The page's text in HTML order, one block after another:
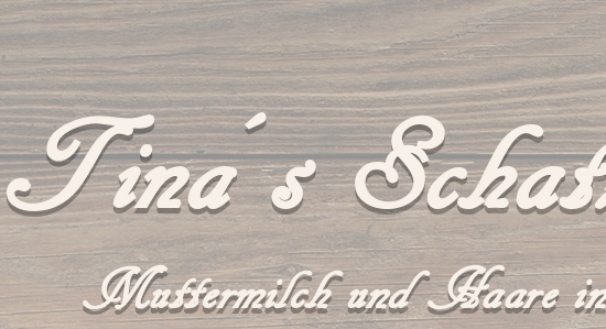
Tina´s
Muttermilch und Haare